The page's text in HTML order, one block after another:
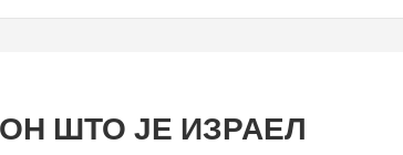
ШТО ЈЕ ИЗРАЕЛ